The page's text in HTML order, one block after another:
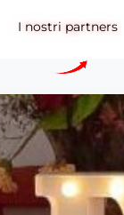
I nostri partners